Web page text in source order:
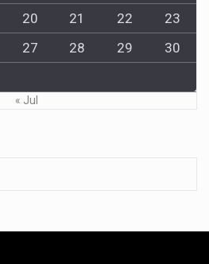
20 21 22
23
27 28 29
30
« Jul